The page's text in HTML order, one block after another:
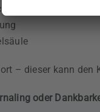
– dieser kann den
oder